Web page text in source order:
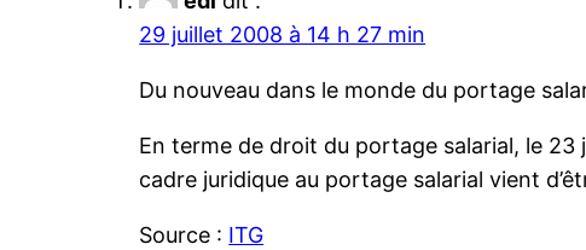
29 juillet 2008 à 14 h 27 min
Du nouveau dans le monde du portage
En terme de droit du portage salarial, le
cadre juridique au portage salarial vient
Source : ITG